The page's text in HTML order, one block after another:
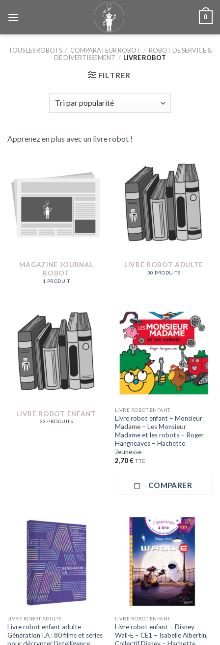
0
TOUS LES ROBOTS / COMPARATEUR ROBOT / ROBOT DE SERVICE &
DE DIVERTISSEMENT / LIVRE ROBOT
FILTRER
Apprenez en plus avec un livre robot !
MAGAZINE JOURNAL
ROBOT
1 PRODUIT
LIVRE ROBOT ADULTE
30 PRODUITS
LIVRE ROBOT ENFANT
33 PRODUITS
LIVRE ROBOT ENFANT
Livre robot enfant – Monsieur
Madame – Les Monsieur
Madame et les robots – Roger
Hangneaves – Hachette
Jeunesse
2,70€ TTC
COMPARER
LIVRE ROBOT ADULTE
Livre robot enfant adulte –
Génération I.A : 80 films et séries
LIVRE ROBOT ENFANT
Livre robot enfant – Disney –
Wall-E – CE1 – Isabelle Albertin,